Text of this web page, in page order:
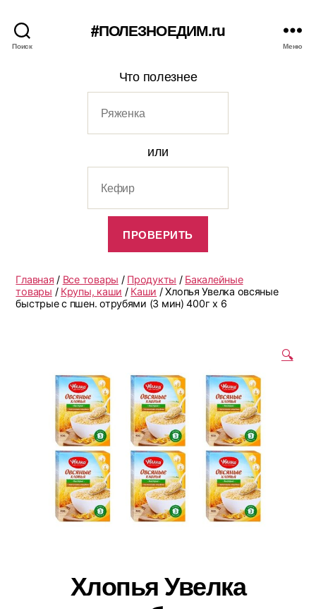
Поиск
#ПОЛЕЗНОЕДИМ.ru
Меню
Что полезнее
или
Главная / Все товары / Продукты / Бакалейные
товары / Крупы, каши / Каши / Хлопья Увелка овсяные
быстрые с пшен. отрубями (3 мин) 400г х 6
🔍
Хлопья Увелка